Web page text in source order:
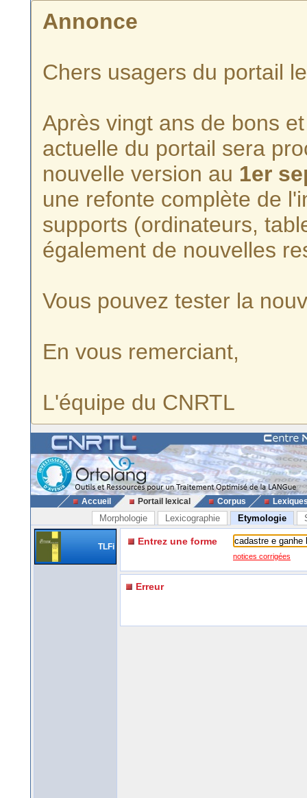
Annonce
Chers usagers du portail
Après vingt ans de bons
actuelle du portail sera
nouvelle version au 1er
une refonte complète de
supports (ordinateurs,
également de nouvelles
Vous pouvez tester la
En vous remerciant,
L'équipe du CNRTL
Accueil Portail lexical Corpus
Morphologie Lexicographie Etymologie
TLFi Entrez une forme
notices corrigées
Erreur